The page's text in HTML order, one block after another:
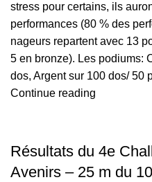
stress pour certains, ils
performances (80 % des
nageurs repartent avec 13
5 en bronze). Les podiums:
dos, Argent sur 100 dos/ 50
Continue reading
Résultats du 4e
Avenirs – 25 m du